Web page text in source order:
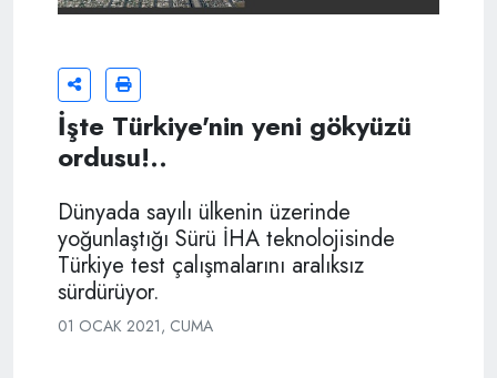
İşte Türkiye'nin yeni gökyüzü
ordusu!..
Dünyada sayılı ülkenin üzerinde
yoğunlaştığı Sürü İHA teknolojisinde
Türkiye test çalışmalarını aralıksız
sürdürüyor.
01 OCAK 2021, CUMA